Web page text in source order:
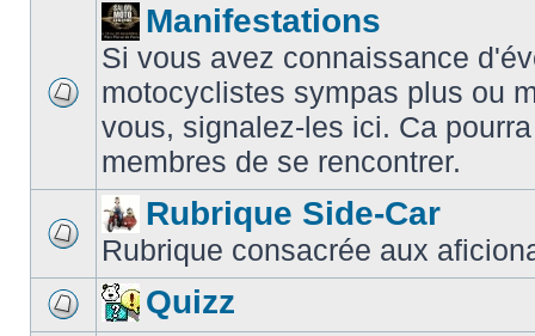
Manifestations
Si vous avez connaissance
motocyclistes sympas plus ou
vous, signalez-les ici. Ca
membres de se rencontrer.
Rubrique Side-Car
Rubrique consacrée aux
Quizz